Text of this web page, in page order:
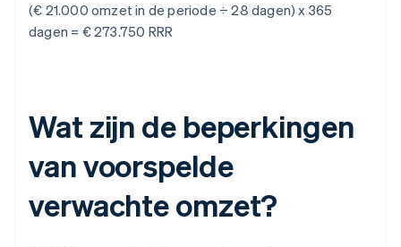
(€ 21.000 omzet in de periode ÷ 28 dagen) x 365
dagen = € 273.750 RRR
Wat zijn de beperkingen
van voorspelde
verwachte omzet?